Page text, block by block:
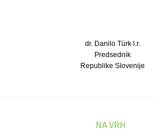
dr. Danilo Türk l.r.
Predsednik
Republike Slovenije
NA VRH